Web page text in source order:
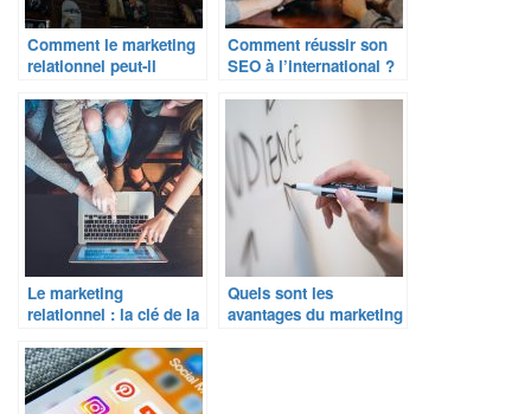
Comment le marketing
relationnel peut-il
Comment réussir son
SEO à l’international ?
Le marketing
relationnel : la clé de la
Quels sont les
avantages du marketing